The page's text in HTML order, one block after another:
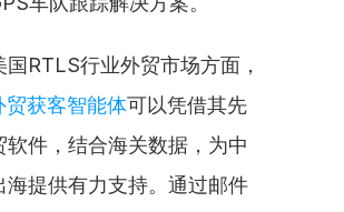
国RTLS行业外贸市场方面，
贸获客智能体可以凭借其先
软件，结合海关数据，为中
海提供有力支持。通过邮件